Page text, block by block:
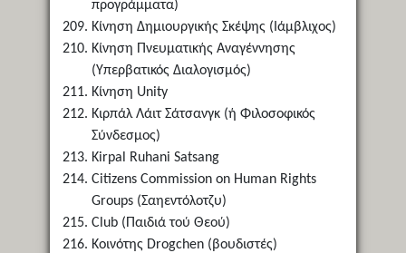
προγράμματα)
Κίνηση Δημιουργικής Σκέψης (Ιάμβλιχος)
Κίνηση Πνευματικής Αναγέννησης
(Υπερβατικός Διαλογισμός)
Κίνηση Unity
Κιρπάλ Λάιτ Σάτσανγκ (ή Φιλοσοφικός
Σύνδεσμος)
Kirpal Ruhani Satsang
Citizens Commission on Human Rights
Groups (Σαηεντόλοτζυ)
Club (Παιδιά τού Θεού)
Κοινότης Drogchen (βουδιστές)